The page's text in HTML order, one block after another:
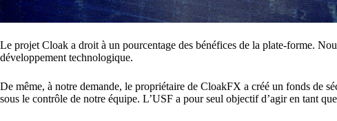
Le projet Cloak a droit à un pourcentage des bénéfices de la plate-forme.
développement technologique.
De même, à notre demande, le propriétaire de CloakFX a créé un fonds de
sous le contrôle de notre équipe. L’USF a pour seul objectif d’agir en tant